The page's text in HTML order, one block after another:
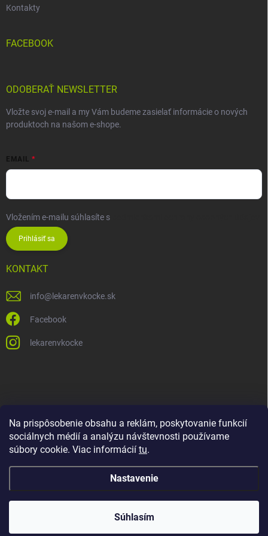
Na prispôsobenie obsahu a reklám, poskytovanie funkcií
sociálnych médií a analýzu návštevnosti používame
súbory cookie. Viac informácií tu.
Nastavenie
Súhlasím
Kontakty
FACEBOOK
ODOBERAŤ NEWSLETTER
Vložte svoj e-mail a my Vám budeme zasielať informácie o nových
produktoch na našom e-shope.
EMAIL
Vložením e-mailu súhlasíte s
Prihlásiť sa
KONTAKT
info@lekarenvkocke.sk
Facebook
lekarenvkocke
nastavenie cookies